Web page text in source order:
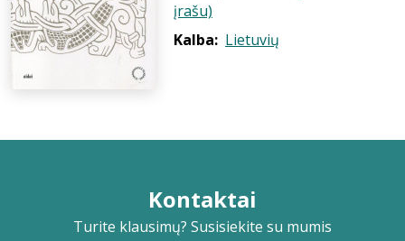
įrašu)
Kalba: Lietuvių
Kontaktai
Turite klausimų? Susisiekite su mumis